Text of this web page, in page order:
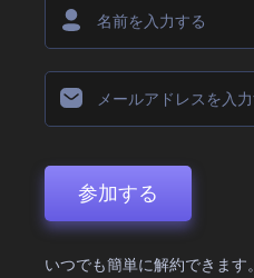
参加する
いつでも簡単に解約できます。